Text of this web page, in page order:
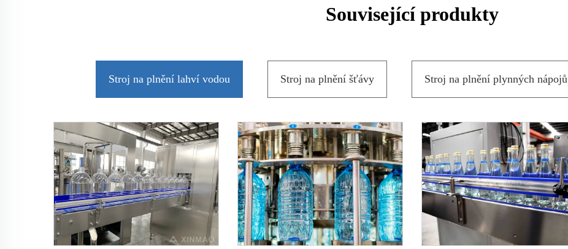
Související produkty
Stroj na plnění lahví vodou Stroj na plnění šťávy Stroj na plnění plynných nápojů